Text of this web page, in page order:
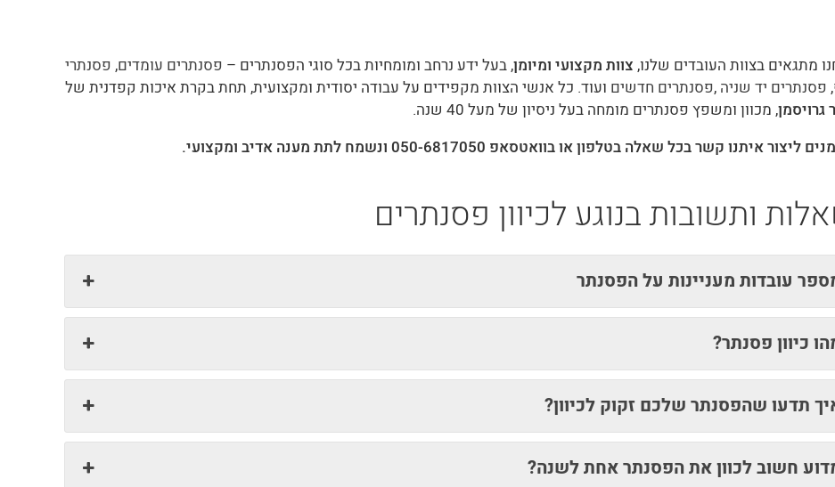
מתגאים בצוות העובדים שלנו, צוות מקצועי ומיומן, בעל ידע נרחב ומומחיות בכל סוגי הפסנתרים – פסנתרים עומדים, פסנתרי
, פסנתרים יד שניה ,פסנתרים חדשים ועוד. כל אנשי הצוות מקפידים על עבודה יסודית ומקצועית, תחת בקרת איכות קפדנית של
גרויסמן, מכוון ומשפץ פסנתרים מומחה בעל ניסיון של מעל 40 שנה.
ליצור איתנו קשר בכל שאלה בטלפון או בוואטסאפ 050-6817050 ונשמח לתת מענה אדיב ומקצועי.
ותשובות בנוגע לכיוון פסנתרים
עובדות מעניינות על הפסנתר
כיוון פסנתר?
תדעו שהפסנתר שלכם זקוק לכיוון?
חשוב לכוון את הפסנתר אחת לשנה?